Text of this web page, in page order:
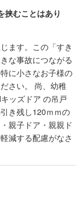
挟むことはあり
ます。この「すき
な事故につながる
に小さなお子様の
さい。 尚、幼稚
ッズドア の吊戸
き残し120ｍｍの
親子ドア・親親ド
減する配慮がなさ